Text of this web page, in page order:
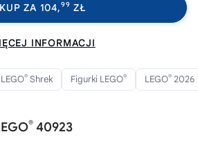
KUP ZA 104,99 ZŁ
INFORMACJI
LEGO® Shrek Figurki LEGO® LEGO® 2026
® 40923